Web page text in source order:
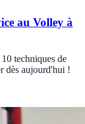
au Volley à
techniques de
dès aujourd'hui !